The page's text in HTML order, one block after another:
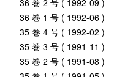
36 巻 2 号 ( 1992-09 )
36 巻 1 号 ( 1992-06 )
35 巻 4 号 ( 1992-02 )
35 巻 3 号 ( 1991-11 )
35 巻 2 号 ( 1991-08 )